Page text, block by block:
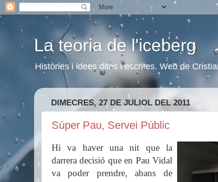
La teoria de l'iceberg
Històries i idees dites i escrites. Web de
DIMECRES, 27 DE JULIOL DEL 2011
Súper Pau, Servei Públic
Hi va haver una nit que la
darrera decisió que en Pau Vidal
va poder prendre, abans de